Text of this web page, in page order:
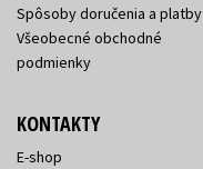
Spôsoby doručenia a platby
Všeobecné obchodné
podmienky
KONTAKTY
E-shop